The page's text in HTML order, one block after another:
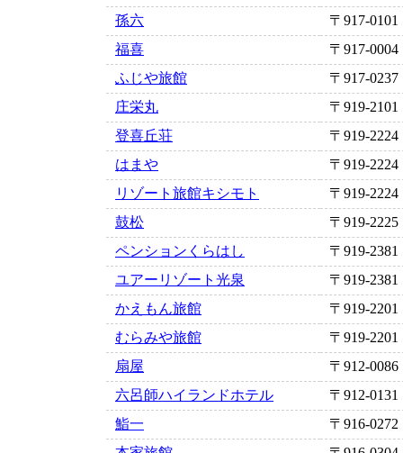
孫六
〒917-0101
福喜
〒917-0004
ふじや旅館
〒917-0237
庄栄丸
〒919-2101
登喜丘荘
〒919-2224
はまや
〒919-2224
リゾート旅館キシモト
〒919-2224
鼓松
〒919-2225
ペンションくらはし
〒919-2381
ユアーリゾート光泉
〒919-2381
かえもん旅館
〒919-2201
むらみや旅館
〒919-2201
扇屋
〒912-0086
六呂師ハイランドホテル
〒912-0131
鮨一
〒916-0272